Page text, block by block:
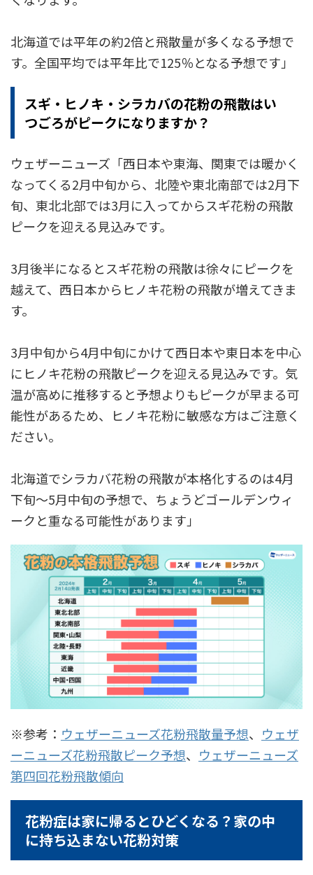
北海道では平年の約2倍と飛散量が多くなる予想で
す。全国平均では平年比で125％となる予想です」
スギ・ヒノキ・シラカバの花粉の飛散はい
つごろがピークになりますか？
ウェザーニューズ「西日本や東海、関東では暖かく
なってくる2月中旬から、北陸や東北南部では2月下
旬、東北北部では3月に入ってからスギ花粉の飛散
ピークを迎える見込みです。
3月後半になるとスギ花粉の飛散は徐々にピークを
越えて、西日本からヒノキ花粉の飛散が増えてきま
す。
3月中旬から4月中旬にかけて西日本や東日本を中心
にヒノキ花粉の飛散ピークを迎える見込みです。気
温が高めに推移すると予想よりもピークが早まる可
能性があるため、ヒノキ花粉に敏感な方はご注意く
ださい。
北海道でシラカバ花粉の飛散が本格化するのは4月
下旬〜5月中旬の予想で、ちょうどゴールデンウィ
ークと重なる可能性があります」
※参考： ウェザーニューズ花粉飛散量予想、 ウェザ
ーニューズ花粉飛散ピーク予想、 ウェザーニューズ
第四回花粉飛散傾向
花粉症は家に帰るとひどくなる？家の中
に持ち込まない花粉対策